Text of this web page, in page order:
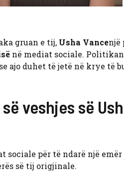
gruan e tij, Usha Vancenjë
në mediat sociale.
ajo duhet të jetë në krye të
veshjes së
sociale për të ndarë një
së tij origjinale.